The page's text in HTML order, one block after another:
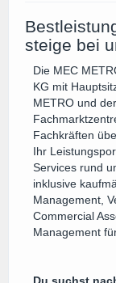
steige bei
Die MEC
KG mit
METRO und
Fachkräften
Ihr
Services rund
inklusive
Management,
Commercial
Management